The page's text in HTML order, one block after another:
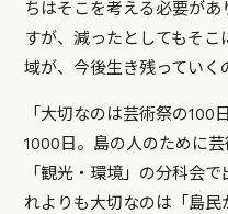
ちはそこを考える必要が
すが、減ったとしてもそ
域が、今後生き残っていく
「大切なのは芸術祭の100
1000日。島の人のために
「観光・環境」の分科会
れよりも大切なのは「島民